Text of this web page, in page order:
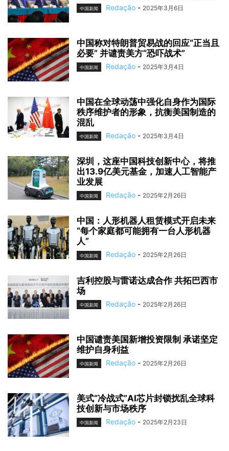
中国新闻 Redação - 2025年3月6日
中国称对特朗普贸易战的回应“正当且
必要” 并谴责美方“恐吓战术”
中国新闻 Redação - 2025年3月4日
中国在全球动荡中强化自身作为国际
秩序维护者的形象，抗衡美国制造的
混乱
中国新闻 Redação - 2025年3月4日
深圳，这座中国科技创新中心，将推
出13.9亿美元基金，加速人工智能产
业发展
中国新闻 Redação - 2025年2月26日
中国：人形机器人租赁模式开启未来
“每个家庭都可能拥有一台人形机器
人”
中国新闻 Redação - 2025年2月26日
吉利控股与雷诺达成合作 共拓巴西市
场
中国新闻 Redação - 2025年2月26日
中国谴责美国新增投资限制 承诺坚定
维护自身利益
中国新闻 Redação - 2025年2月26日
美式“冷战式”AI芯片封锁扰乱全球科
技创新与市场秩序
中国新闻 Redação - 2025年2月23日